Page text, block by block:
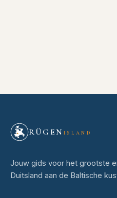
RÜGEN ISLAND
Jouw gids voor het grootste
Duitsland aan de Baltische